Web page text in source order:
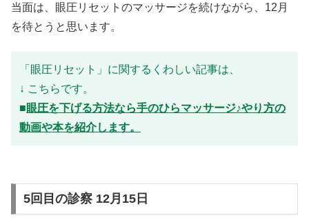
当面は、眼圧リセットのマッサージを続けながら、12月
を待とうと思います。
「眼圧リセット」に関するくわしい記事は、
↓ こちらです。
■眼圧を下げる方法なら手のひらマッサージ♪やり方の
動画や本を紹介します。
5回目の診察 12月15日